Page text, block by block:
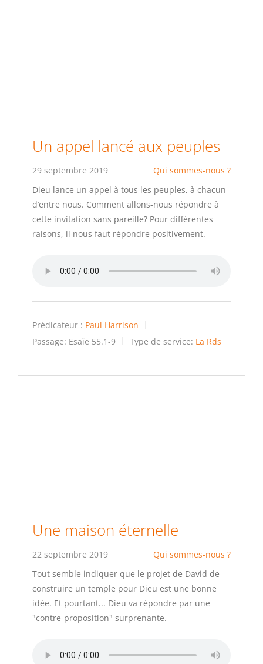
Un appel lancé aux peuples
29 septembre 2019
Qui sommes-nous ?
Dieu lance un appel à tous les peuples, à chacun
d’entre nous. Comment allons-nous répondre à
cette invitation sans pareille? Pour différentes
raisons, il nous faut répondre positivement.
Prédicateur : Paul Harrison
Passage: Esaïe 55.1-9 Type de service: La Rds
Une maison éternelle
22 septembre 2019
Qui sommes-nous ?
Tout semble indiquer que le projet de David de
construire un temple pour Dieu est une bonne
idée. Et pourtant... Dieu va répondre par une
"contre-proposition" surprenante.